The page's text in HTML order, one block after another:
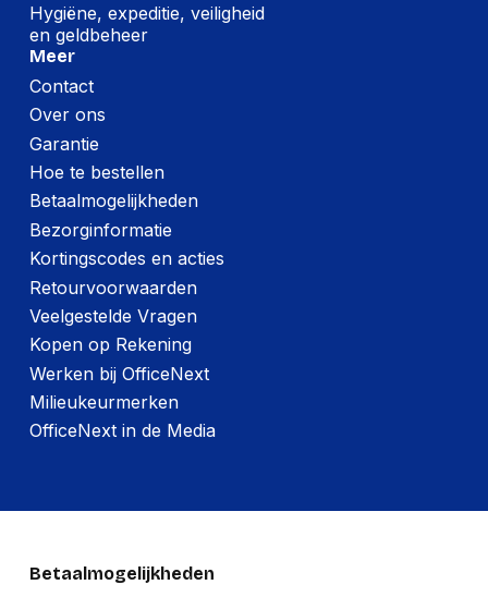
Responstijd
1 ms
Pixeldichtheid
Responstijd (snel)
Helderheid (typisch)
Kijkhoek, verticaal
Beeldschermdiagonaal
Kijkhoek, horizontaal
Schermhelderheid
(piek)
Maximale refresh
snelheid
Design
Voetenkleur
Hygiëne, expeditie, veiligheid
en geldbeheer
Meer
Contact
Over ons
Garantie
Hoe te bestellen
Betaalmogelijkheden
Bezorginformatie
Kortingscodes en acties
Retourvoorwaarden
Veelgestelde Vragen
Kopen op Rekening
Werken bij OfficeNext
Milieukeurmerken
OfficeNext in de Media
Betaalmogelijkheden